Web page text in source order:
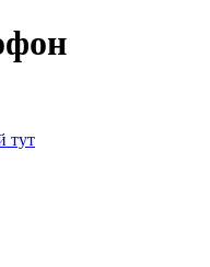
тут